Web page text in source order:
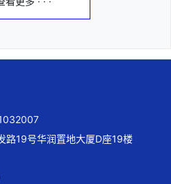
路19号华润置地大厦D座19楼